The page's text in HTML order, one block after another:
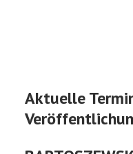
CHRONOLOGIE
Aktuelle